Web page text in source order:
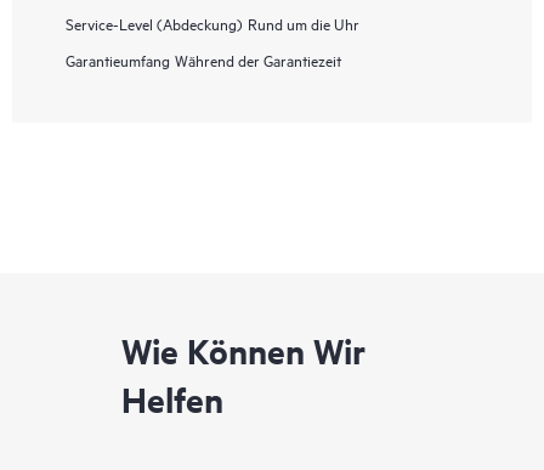
Service-Level (Abdeckung) Rund um die Uhr
Garantieumfang Während der Garantiezeit
Wie Können Wir
Helfen